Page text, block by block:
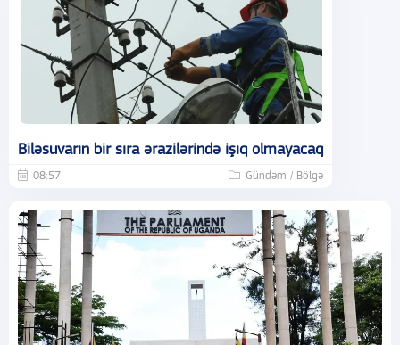
Biləsuvarın bir sıra ərazilərində işıq olmayacaq
08:57 Gündəm / Bölgə